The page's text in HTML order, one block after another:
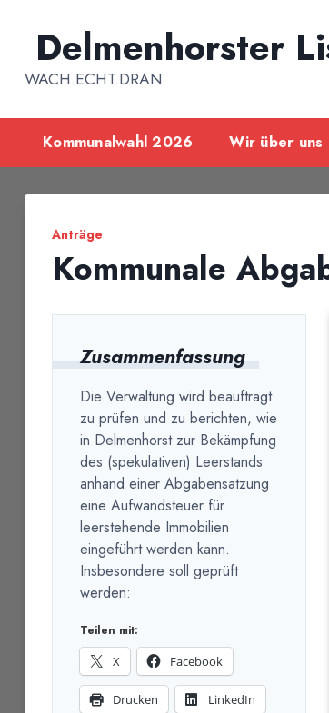
Delmenhorster
WACH.ECHT.DRAN
Kommunalwahl 2026 Wir über uns
Anträge
Kommunale
Zusammenfassung
Die Verwaltung wird beauftragt
zu prüfen und zu berichten, wie
in Delmenhorst zur Bekämpfung
des (spekulativen) Leerstands
anhand einer Abgabensatzung
eine Aufwandsteuer für
leerstehende Immobilien
eingeführt werden kann.
Insbesondere soll geprüft
werden:
Teilen mit:
X
Facebook
Drucken LinkedIn